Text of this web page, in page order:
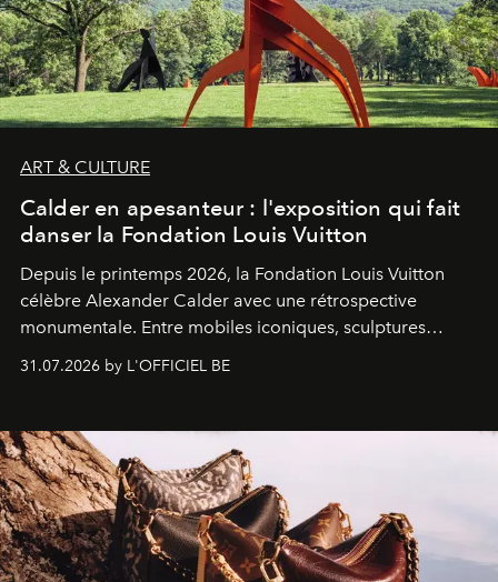
ART & CULTURE
Calder en apesanteur : l'exposition qui fait
danser la Fondation Louis Vuitton
Depuis le printemps 2026, la Fondation Louis Vuitton
célèbre Alexander Calder avec une rétrospective
monumentale. Entre mobiles iconiques, sculptures
monumentales et poésie du mouvement, l'artiste
américain investit les espaces imaginés par Frank Gehry
sculpture.
31.07.2026 by L'OFFICIEL BE